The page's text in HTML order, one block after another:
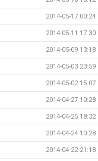
2014-05-17 00:24
2014-05-11 17:30
2014-05-09 13:18
2014-05-03 23:59
2014-05-02 15:07
2014-04-27 10:28
2014-04-25 18:32
2014-04-24 10:28
2014-04-22 21:18